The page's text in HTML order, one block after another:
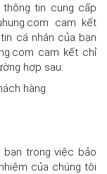
tin cung cấp
cam kết
cá nhân của bạn
cam kết chỉ
hợp sau:
hàng
bạn trong việc bảo
của chúng tôi